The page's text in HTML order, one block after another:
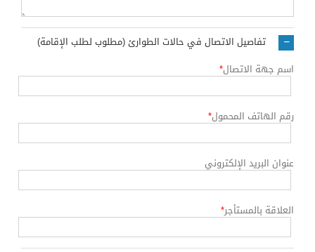
تفاصيل الاتصال في حالات الطوارئ (مطلوب لطلب الإقامة)
اسم جهة الاتصال*
رقم الهاتف المحمول*
عنوان البريد الإلكتروني
العلاقة بالمستأجر*